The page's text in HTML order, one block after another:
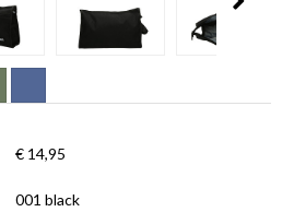
€ 14,95
001 black